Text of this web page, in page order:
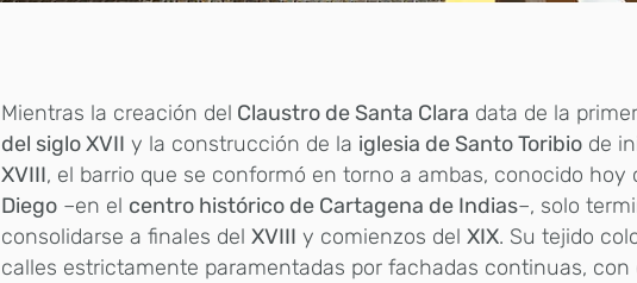
Mientras la creación del Claustro de Santa Clara data de la
del siglo XVII y la construcción de la iglesia de Santo Toribio de
XVIII, el barrio que se conformó en torno a ambas, conocido hoy
Diego –en el centro histórico de Cartagena de Indias–, solo
consolidarse a finales delXVIII y comienzos delXIX. Su tejido
calles estrictamente paramentadas por fachadas continuas, con